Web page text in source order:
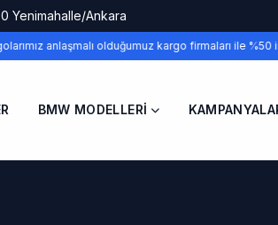
Yenimahalle/Ankara
anlaşmalı olduğumuz kargo firmaları ile
BMW MODELLERI